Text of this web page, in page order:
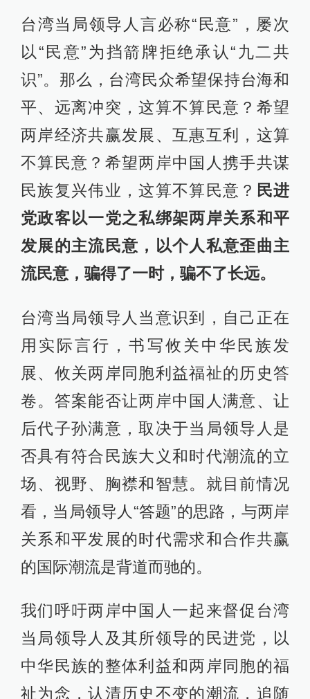
台湾当局领导人言必称“民意”，屡次
以“民意”为挡箭牌拒绝承认“九二共
识”。那么，台湾民众希望保持台海和
平、远离冲突，这算不算民意？希望
两岸经济共赢发展、互惠互利，这算
不算民意？希望两岸中国人携手共谋
民族复兴伟业，这算不算民意？ 民进
党政客以一党之私绑架两岸关系和平
发展的主流民意，以个人私意歪曲主
流民意，骗得了一时，骗不了长远。
台湾当局领导人当意识到，自己正在
用实际言行，书写攸关中华民族发
展、攸关两岸同胞利益福祉的历史答
卷。答案能否让两岸中国人满意、让
后代子孙满意，取决于当局领导人是
否具有符合民族大义和时代潮流的立
场、视野、胸襟和智慧。就目前情况
看，当局领导人“答题”的思路，与两岸
关系和平发展的时代需求和合作共赢
的国际潮流是背道而驰的。
我们呼吁两岸中国人一起来督促台湾
当局领导人及其所领导的民进党，以
中华民族的整体利益和两岸同胞的福
祉为念，认清历史不变的潮流，追随